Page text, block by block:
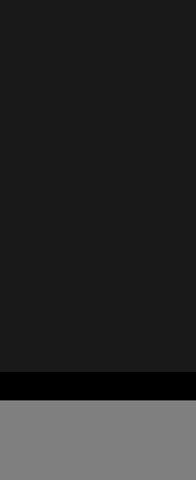
ventana)
ventana)